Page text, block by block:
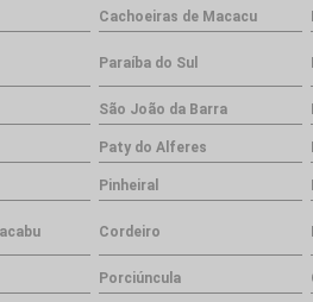
Cachoeiras de Macacu
Paraíba do Sul
São João da Barra
Paty do Alferes
Pinheiral
Cordeiro
Porciúncula